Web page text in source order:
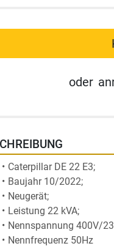
oder
Caterpillar DE 22 E3;
Baujahr 10/2022;
Neugerät;
Leistung 22 kVA;
Nennspannung 400V/
Nennfrequenz 50Hz